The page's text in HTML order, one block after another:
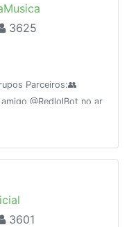
3625
Parceiros:👥
@RedlolBot no ar
3601